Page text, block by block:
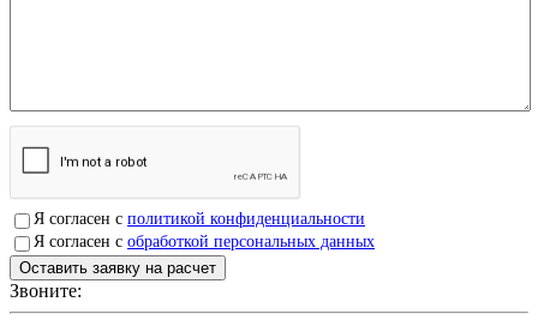
Я согласен с политикой конфиденциальности
Я согласен с обработкой персональных данных
Звоните: